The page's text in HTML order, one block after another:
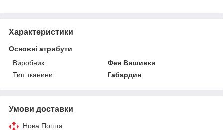
Характеристики
Основні атрибути
Виробник
Фея Вишивки
Тип тканини
Габардин
Умови доставки
Нова Пошта